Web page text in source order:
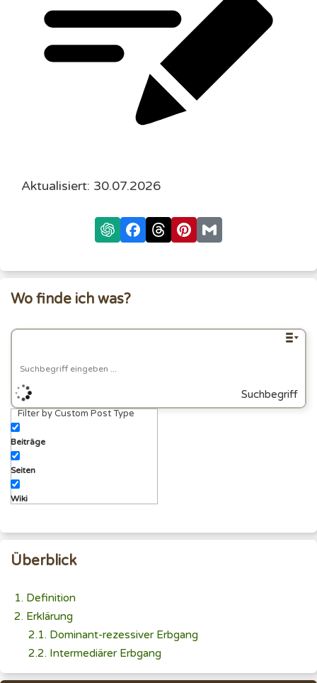
Aktualisiert: 30.07.2026
Wo finde ich was?
Suchbegriff
Filter by Custom Post Type
Beiträge
Seiten
Wiki
Überblick
Definition
Erklärung
Dominant-rezessiver Erbgang
Intermediärer Erbgang